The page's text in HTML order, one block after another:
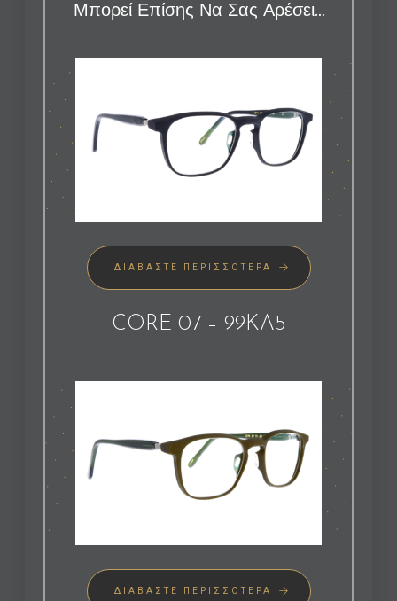
Μπορεί Επίσης Να Σας Αρέσει…
ΔΙΑΒΆΣΤΕ ΠΕΡΙΣΣΌΤΕΡΑ
CORE 07 – 99KA5
ΔΙΑΒΆΣΤΕ ΠΕΡΙΣΣΌΤΕΡΑ